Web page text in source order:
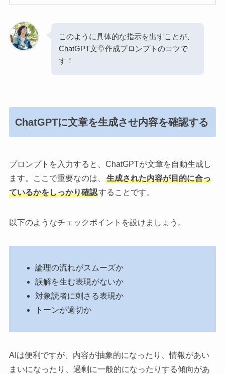
このように具体的な指示を出すことが、
ChatGPT文章作成プロンプトのコツで
す！
ChatGPTに文章を生成させ内容を確認する
プロンプトを入力すると、ChatGPTが文章を自動生成し
ます。ここで重要なのは、
生成された内容が目的に合っ
ているかをしっかり確認することです。
以下のようなチェックポイントを設けましょう。
論理の流れがスムーズか
誤解を生む表現がないか
対象読者に刺さる表現か
トーンが適切か
AIは便利ですが、内容が抽象的になったり、情報があい
まいになったり、過剰に一般的になったりする傾向があ